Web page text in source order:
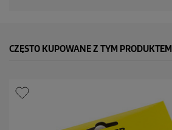
CZĘSTO KUPOWANE Z TYM PRODUKTEM